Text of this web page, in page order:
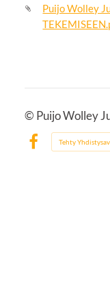
Puijo Wolley
© Puijo Wolley
Facebook
Tehty